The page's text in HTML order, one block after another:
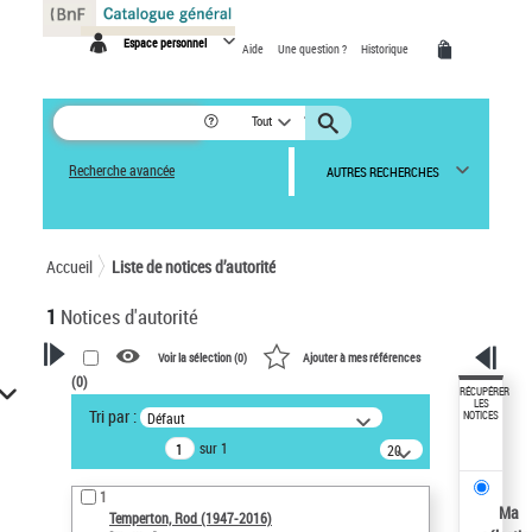
Espace personnel Aide Une question ? Historique
Tout
Recherche avancée AUTRES RECHERCHES
Accueil Liste de notices d’autorité
1 Notices d'autorité
VOTRE RECHERCHE
Recherche avancée dans les
notices d’autorité
Œuvres liées à l'auteur :
Temperton, Rod (1947-2016)
Voir la sélection (0) Ajouter à mes références
(0)
Tri par : Défaut
sur 1
20
résultats/page
1
Temperton, Rod (1947-2016)
RÉCUPÉRER
LES
NOTICES
Ma
Panneau de gestion des cookies